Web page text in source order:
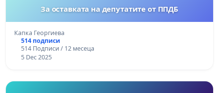
За оставката на депутатите от ППДБ
Капка Георгиева
514 подписи
514 Подписи / 12 месеца
5 Dec 2025